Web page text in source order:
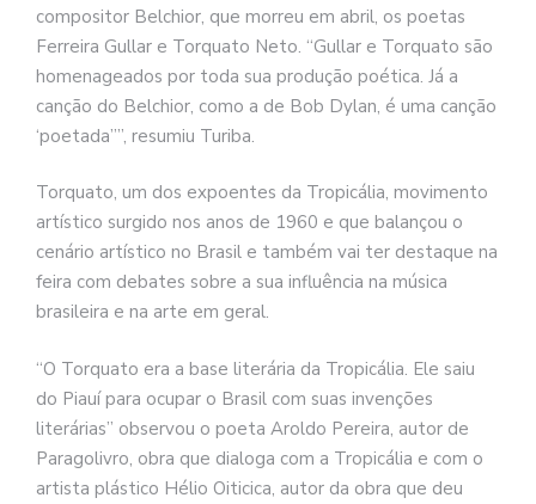
compositor Belchior, que morreu em abril, os poetas
Ferreira Gullar e Torquato Neto. “Gullar e Torquato são
homenageados por toda sua produção poética. Já a
canção do Belchior, como a de Bob Dylan, é uma canção
‘poetada””, resumiu Turiba.
Torquato, um dos expoentes da Tropicália, movimento
artístico surgido nos anos de 1960 e que balançou o
cenário artístico no Brasil e também vai ter destaque na
feira com debates sobre a sua influência na música
brasileira e na arte em geral.
“O Torquato era a base literária da Tropicália. Ele saiu
do Piauí para ocupar o Brasil com suas invenções
literárias” observou o poeta Aroldo Pereira, autor de
Paragolivro, obra que dialoga com a Tropicália e com o
artista plástico Hélio Oiticica, autor da obra que deu